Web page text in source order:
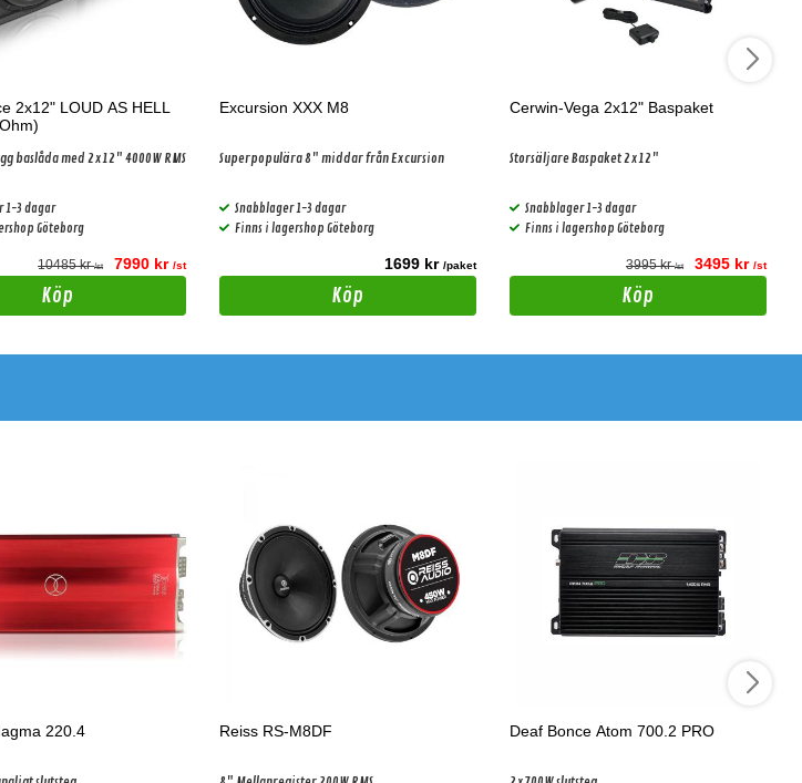
2x12" LOUD AS HELL
baslåda med 2x12" 4000W RMS
1-3 dagar
Göteborg
10485 kr/st 7990 kr /st
Köp
Excursion XXX M8
Superpopulära 8" middar från Excursion
Snabblager 1-3 dagar
Finns i lagershop Göteborg
1699 kr /paket
Köp
Cerwin-Vega 2x12" Baspaket
Storsäljare Baspaket 2x12"
Snabblager 1-3 dagar
Finns i lagershop Göteborg
3995 kr/st 3495 kr /st
Köp
220.4 Reiss RS-M8DF Deaf Bonce Atom 700.2 PRO